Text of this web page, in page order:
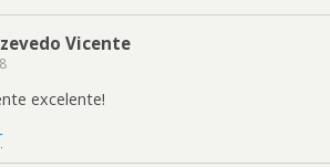
Vicente
excelente!